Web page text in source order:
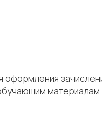
оформления